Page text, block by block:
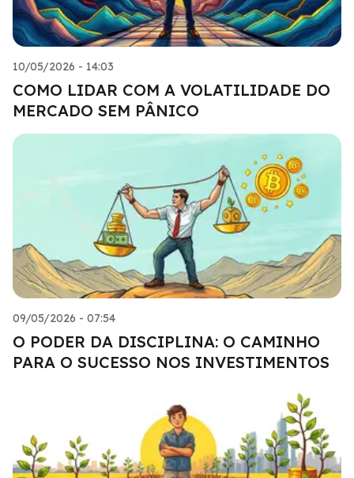
10/05/2026 - 14:03
COMO LIDAR COM A VOLATILIDADE DO
MERCADO SEM PÂNICO
09/05/2026 - 07:54
O PODER DA DISCIPLINA: O CAMINHO
PARA O SUCESSO NOS INVESTIMENTOS